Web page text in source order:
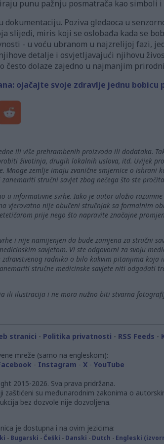
punu pažnju posmatrača kao simboli
Poziva gledaoca u
slijedi, miris koji se oslobađa kada se
- u voću ubranom u najzrelijoj fazi,
detalje i osvjetljavajući njihovu
često dolaze zajedno u najmanjim
ojačajte svoje zdravlje jednu bobicu
ili više prehrambenih proizvoda ili dodataka.
životinja, drugih lokalnih uslova, itd. Uvijek
Mnoge zemlje imaju zvanične smjernice o ishrani
stručni savjet zbog nečega što ste
u informativne svrhe. Iako je autor uložio
vjerovatno nije obučeni stručnjak sa formalnim
prije nego što napravite značajne
i nije namijenjen da bude zamjena za stručni
savjetom. Vi ste odgovorni za svoju
radnika o bilo kakvim pitanjima koja
stručne medicinske savjete niti odgađati
ili ilustracija i ne mora nužno biti stvarna
stranici - Politika privatnosti - RSS Feeds -
mreže (samo na engleskom):
- Instagram - X- YouTube
2015-2026. Sva prava pridržana.
zaštićeni su međunarodnim zakonima o
bez dozvole nije dozvoljena.
je dostupna i na ovim jezicima:
- Bugarski - Češki - Danski - Dutch - Engleski